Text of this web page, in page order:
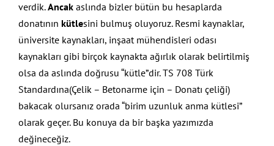
verdik.Ancakaslında bizler bütün bu hesaplarda
donatının kütlesini bulmuş oluyoruz. Resmi kaynaklar,
üniversite kaynakları, inşaat mühendisleri odası
kaynakları gibi birçok kaynakta ağırlık olarak belirtilmiş
olsa da aslında doğrusu “kütle”dir. TS 708 Türk
Standardına(Çelik – Betonarme için – Donatı çeliği)
bakacak olursanız orada “birim uzunluk anma kütlesi”
olarak geçer. Bu konuya da bir başka yazımızda
değineceğiz.